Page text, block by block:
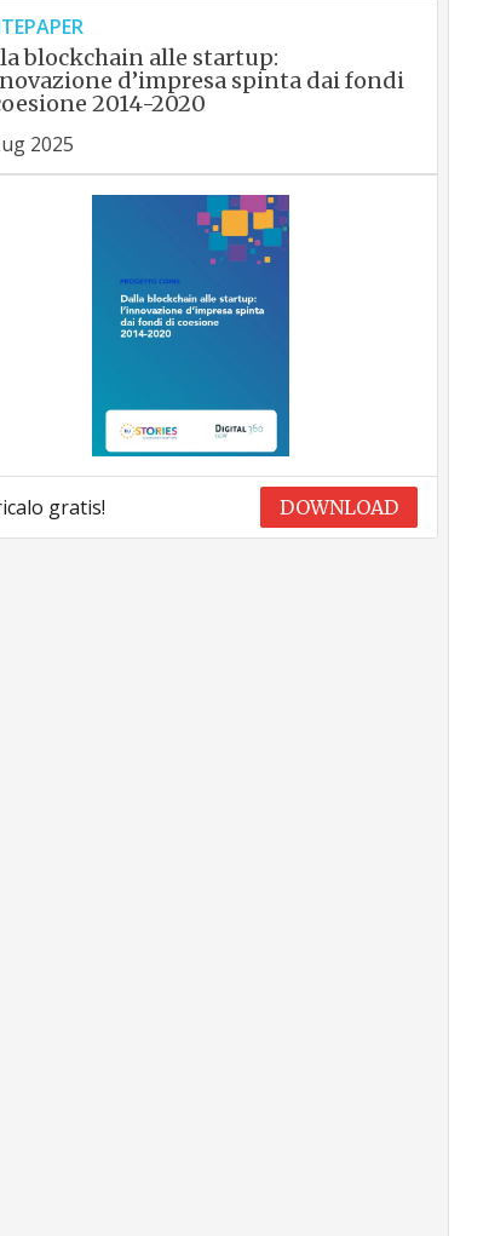
blockchain alle startup:
d’impresa spinta dai fondi
2014-2020
2025
gratis! DOWNLOAD